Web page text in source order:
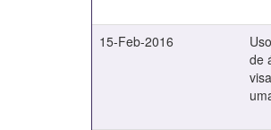
15-Feb-2016
de